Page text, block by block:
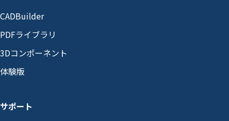
CADBuilder
PDFライブラリ
3Dコンポーネント
体験版
サポート